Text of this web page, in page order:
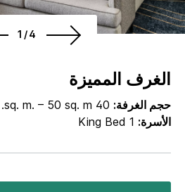
1/4
الغرف المميزة
حجم الغرفة: 40 sq. m. – 50 sq. m.
الأسرة: 1 King Bed